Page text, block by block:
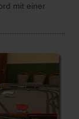
mit einer